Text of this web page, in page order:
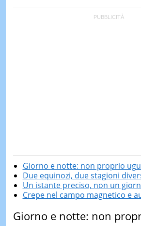
Giorno e notte: non proprio
Due equinozi, due stagioni
Un istante preciso, non un
Crepe nel campo magnetico e
Giorno e notte: non